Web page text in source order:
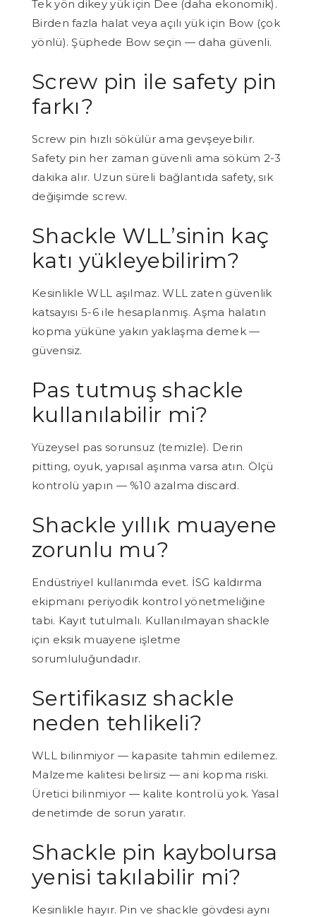
Tek yön dikey yük için Dee (daha ekonomik).
Birden fazla halat veya açılı yük için Bow (çok
yönlü). Şüphede Bow seçin — daha güvenli.
Screw pin ile safety pin
farkı?
Screw pin hızlı sökülür ama gevşeyebilir.
Safety pin her zaman güvenli ama söküm 2-3
dakika alır. Uzun süreli bağlantıda safety, sık
değişimde screw.
Shackle WLL’sinin kaç
katı yükleyebilirim?
Kesinlikle WLL aşılmaz. WLL zaten güvenlik
katsayısı 5-6 ile hesaplanmış. Aşma halatın
kopma yüküne yakın yaklaşma demek —
güvensiz.
Pas tutmuş shackle
kullanılabilir mi?
Yüzeysel pas sorunsuz (temizle). Derin
pitting, oyuk, yapısal aşınma varsa atın. Ölçü
kontrolü yapın — %10 azalma discard.
Shackle yıllık muayene
zorunlu mu?
Endüstriyel kullanımda evet. İSG kaldırma
ekipmanı periyodik kontrol yönetmeliğine
tabi. Kayıt tutulmalı. Kullanılmayan shackle
için eksik muayene işletme
sorumluluğundadır.
Sertifikasız shackle
neden tehlikeli?
WLL bilinmiyor — kapasite tahmin edilemez.
Malzeme kalitesi belirsiz — ani kopma riski.
Üretici bilinmiyor — kalite kontrolü yok. Yasal
denetimde de sorun yaratır.
Shackle pin kaybolursa
yenisi takılabilir mi?
Kesinlikle hayır. Pin ve shackle gövdesi aynı